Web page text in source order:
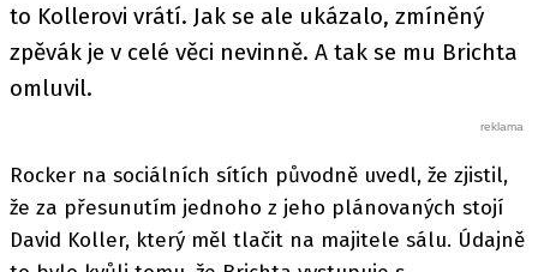
to Kollerovi vrátí. Jak se ale ukázalo, zmíněný
zpěvák je v celé věci nevinně. A tak se mu Brichta
omluvil.
Rocker na sociálních sítích původně uvedl, že zjistil,
že za přesunutím jednoho z jeho plánovaných stojí
David Koller, který měl tlačit na majitele sálu. Údajně